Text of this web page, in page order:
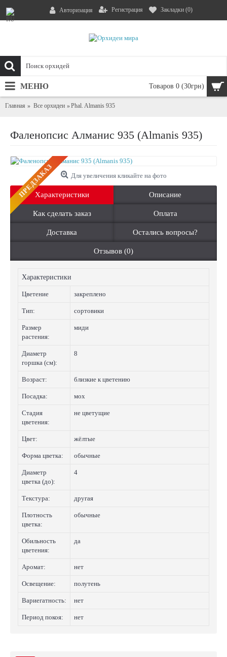
Авторизация Регистрация Закладки (0)
Товаров 0 (30грн)
МЕНЮ
Главная Все орхидеи Phal. Almanis 935
Фаленопсис Алманис 935 (Almanis 935)
ПРЕДЗАКАЗ Для увеличения кликайте на фото
Характеристики Описание
Как сделать заказ Оплата
Доставка Остались вопросы?
Отзывов (0)
Характеристики
Цветение закреплено
Тип: сортовики
Размер
растения:
миди
Диаметр
горшка (см):
8
Возраст: близкие к цветению
Посадка: мох
Стадия
цветения:
не цветущие
Цвет: жёлтые
Форма цветка: обычные
Диаметр
цветка (до):
4
Текстура: другая
Плотность
цветка:
обычные
Обильность
цветения:
да
Аромат: нет
Освещение: полутень
Вариегатность: нет
Период покоя: нет